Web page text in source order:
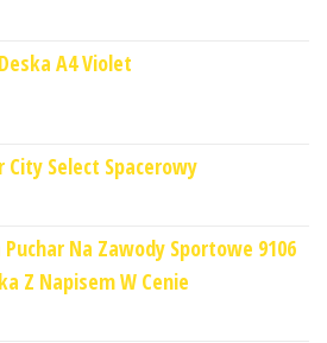
A4 Violet
City Select Spacerowy
Na Zawody Sportowe 9106
Z Napisem W Cenie